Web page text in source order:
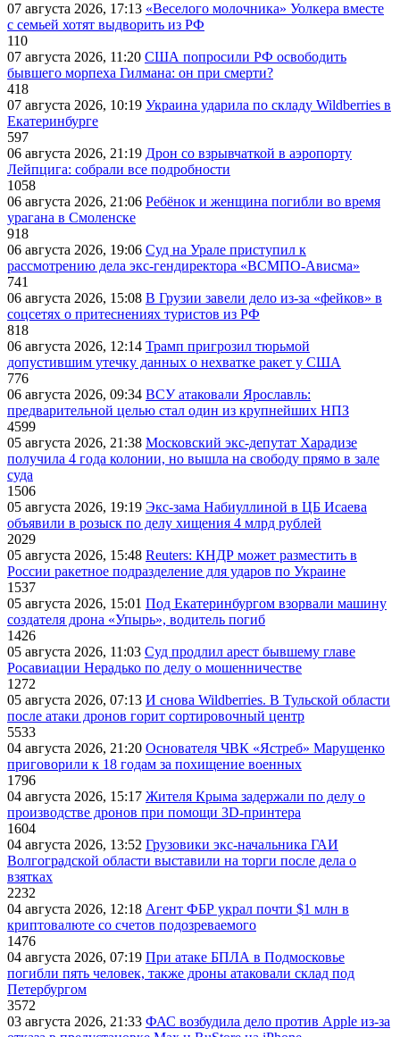
07 августа 2026, 17:13 «Веселого молочника» Уолкера вместе
с семьей хотят выдворить из РФ
110
07 августа 2026, 11:20 США попросили РФ освободить
бывшего морпеха Гилмана: он при смерти?
418
07 августа 2026, 10:19 Украина ударила по складу Wildberries в
Екатеринбурге
597
06 августа 2026, 21:19 Дрон со взрывчаткой в аэропорту
Лейпцига: собрали все подробности
1058
06 августа 2026, 21:06 Ребёнок и женщина погибли во время
урагана в Смоленске
918
06 августа 2026, 19:06 Суд на Урале приступил к
рассмотрению дела экс-гендиректора «ВСМПО-Ависма»
741
06 августа 2026, 15:08 В Грузии завели дело из-за «фейков» в
соцсетях о притеснениях туристов из РФ
818
06 августа 2026, 12:14 Трамп пригрозил тюрьмой
допустившим утечку данных о нехватке ракет у США
776
06 августа 2026, 09:34 ВСУ атаковали Ярославль:
предварительной целью стал один из крупнейших НПЗ
4599
05 августа 2026, 21:38 Московский экс-депутат Харадизе
получила 4 года колонии, но вышла на свободу прямо в зале
суда
1506
05 августа 2026, 19:19 Экс-зама Набиуллиной в ЦБ Исаева
объявили в розыск по делу хищения 4 млрд рублей
2029
05 августа 2026, 15:48 Reuters: КНДР может разместить в
России ракетное подразделение для ударов по Украине
1537
05 августа 2026, 15:01 Под Екатеринбургом взорвали машину
создателя дрона «Упырь», водитель погиб
1426
05 августа 2026, 11:03 Суд продлил арест бывшему главе
Росавиации Нерадько по делу о мошенничестве
1272
05 августа 2026, 07:13 И снова Wildberries. В Тульской области
после атаки дронов горит сортировочный центр
5533
04 августа 2026, 21:20 Основателя ЧВК «Ястреб» Марущенко
приговорили к 18 годам за похищение военных
1796
04 августа 2026, 15:17 Жителя Крыма задержали по делу о
производстве дронов при помощи 3D‑принтера
1604
04 августа 2026, 13:52 Грузовики экс-начальника ГАИ
Волгоградской области выставили на торги после дела о
взятках
2232
04 августа 2026, 12:18 Агент ФБР украл почти $1 млн в
криптовалюте со счетов подозреваемого
1476
04 августа 2026, 07:19 При атаке БПЛА в Подмосковье
погибли пять человек, также дроны атаковали склад под
Петербургом
3572
03 августа 2026, 21:33 ФАС возбудила дело против Apple из-за